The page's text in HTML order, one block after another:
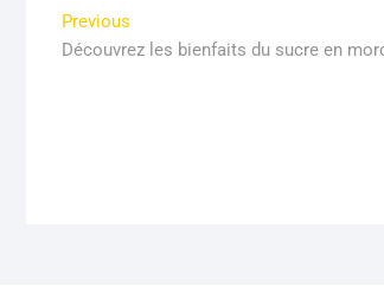
Navigation
de
Previous
post:
Découvrez les bienfaits du sucre en